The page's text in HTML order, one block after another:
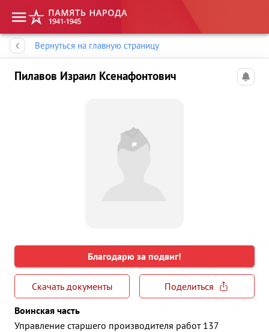
Вернуться на главную страницу
Пилавов Израил Ксенафонтович
Благодарю за подвиг!
Скачать документы
Поделиться
Воинская часть
Управление старшего производителя работ 137
Память народа